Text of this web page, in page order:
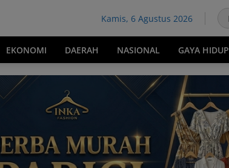
Kamis, 6 Agustus 2026
EKONOMI DAERAH NASIONAL GAYA HIDUP